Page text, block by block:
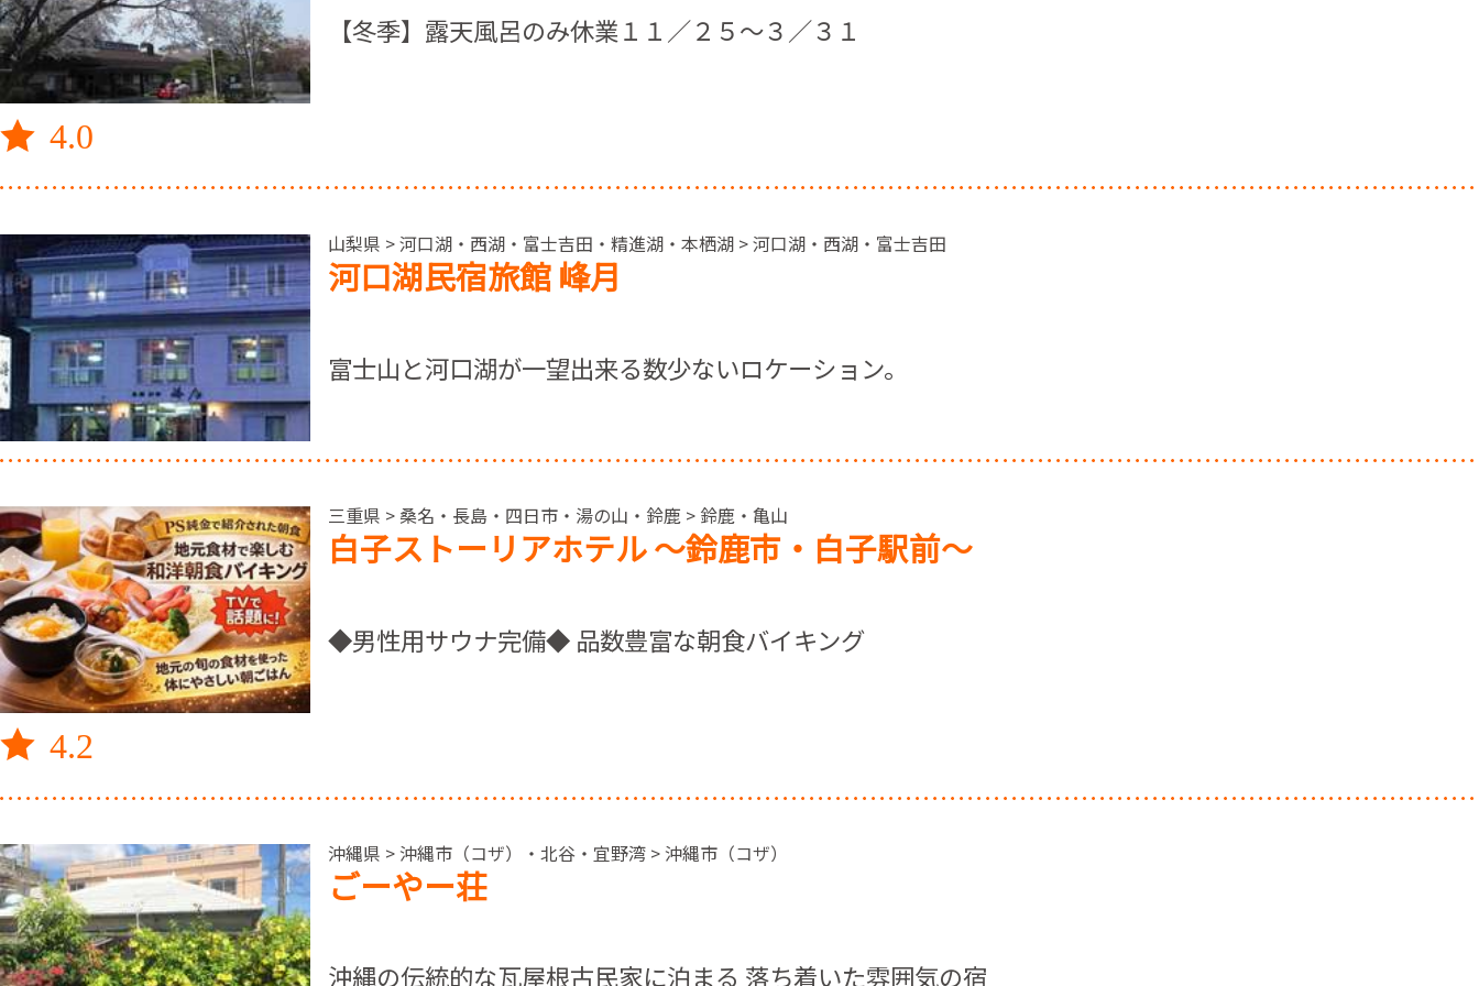
4.0
【冬季】露天風呂のみ休業１１／２５～３／３１
山梨県 > 河口湖・西湖・富士吉田・精進湖・本栖湖 > 河口湖・西湖・富士吉田
河口湖民宿旅館 峰月
富士山と河口湖が一望出来る数少ないロケーション。
4.2
三重県 > 桑名・長島・四日市・湯の山・鈴鹿 > 鈴鹿・亀山
白子ストーリアホテル ～鈴鹿市・白子駅前～
◆男性用サウナ完備◆ 品数豊富な朝食バイキング
沖縄県 > 沖縄市（コザ）・北谷・宜野湾 > 沖縄市（コザ）
ごーやー荘
沖縄の伝統的な瓦屋根古民家に泊まる 落ち着いた雰囲気の宿